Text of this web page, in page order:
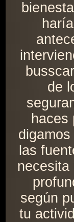
de
haces
las
necesita
según
tu